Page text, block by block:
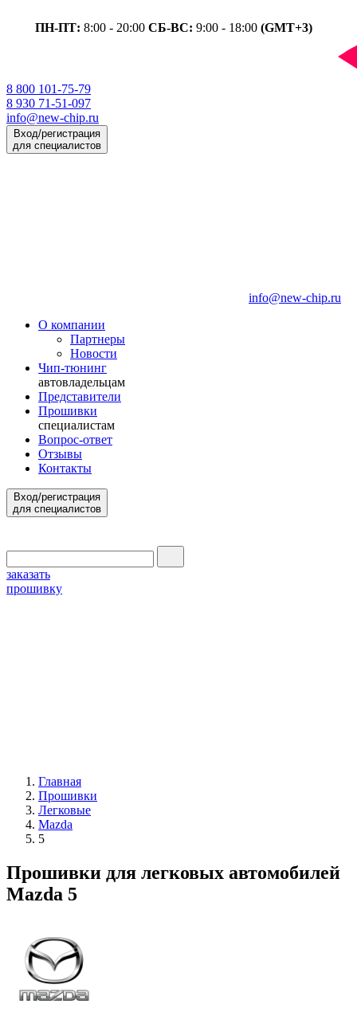
ПН-ПТ: 8:00 - 20:00 СБ-ВС: 9:00 - 18:00 (GMT+3)
8 800 101-75-79
8 930 71-51-097
info@new-chip.ru
Вход/регистрация
для специалистов
info@new-chip.ru
О компании
Партнеры
Новости
Чип-тюнинг
автовладельцам
Представители
Прошивки
специалистам
Вопрос-ответ
Отзывы
Контакты
Вход/регистрация
для специалистов
заказать
прошивку
Главная
Прошивки
Легковые
Mazda
5
Прошивки для легковых автомобилей
Mazda 5